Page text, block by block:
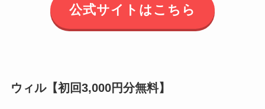
公式サイトはこちら
ウィル【初回3,000円分無料】